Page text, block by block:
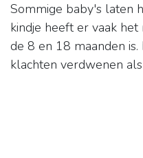
Sommige baby's laten
kindje heeft er vaak
de 8 en 18 maanden
klachten verdwenen